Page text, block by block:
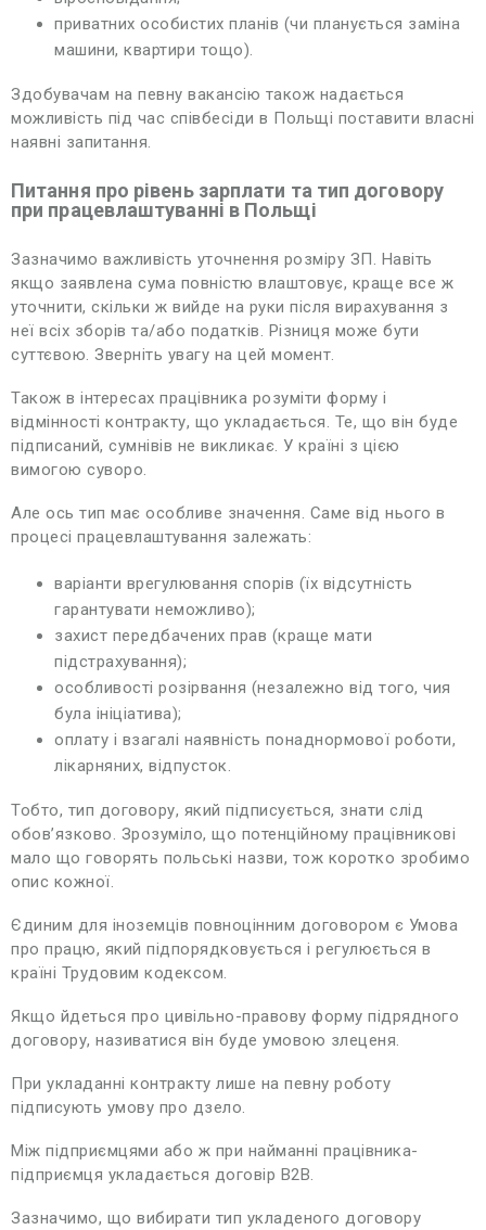
приватних особистих планів (чи планується заміна
машини, квартири тощо).
Здобувачам на певну вакансію також надається
можливість під час співбесіди в Польщі поставити власні
наявні запитання.
Питання про рівень зарплати та тип договору
при працевлаштуванні в Польщі
Зазначимо важливість уточнення розміру ЗП. Навіть
якщо заявлена сума повністю влаштовує, краще все ж
уточнити, скільки ж вийде на руки після вирахування з
неї всіх зборів та/або податків. Різниця може бути
суттєвою. Зверніть увагу на цей момент.
Також в інтересах працівника розуміти форму і
відмінності контракту, що укладається. Те, що він буде
підписаний, сумнівів не викликає. У країні з цією
вимогою суворо.
Але ось тип має особливе значення. Саме від нього в
процесі працевлаштування залежать:
варіанти врегулювання спорів (їх відсутність
гарантувати неможливо);
захист передбачених прав (краще мати
підстрахування);
особливості розірвання (незалежно від того, чия
була ініціатива);
оплату і взагалі наявність понаднормової роботи,
лікарняних, відпусток.
Тобто, тип договору, який підписується, знати слід
обов’язково. Зрозуміло, що потенційному працівникові
мало що говорять польські назви, тож коротко зробимо
опис кожної.
Єдиним для іноземців повноцінним договором є Умова
про працю, який підпорядковується і регулюється в
країні Трудовим кодексом.
Якщо йдеться про цивільно-правову форму підрядного
договору, називатися він буде умовою злеценя.
При укладанні контракту лише на певну роботу
підписують умову про дзело.
Між підприємцями або ж при найманні працівника-
підприємця укладається договір B2B.
Зазначимо, що вибирати тип укладеного договору